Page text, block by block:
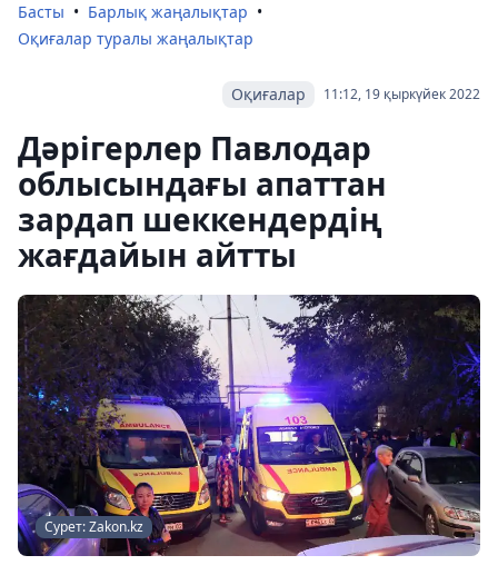
Басты
Барлық жаңалықтар
Оқиғалар туралы жаңалықтар
11:12, 19 қыркүйек 2022
Оқиғалар
Дәрігерлер Павлодар
облысындағы апаттан
зардап шеккендердің
жағдайын айтты
Сурет: Zakon.kz